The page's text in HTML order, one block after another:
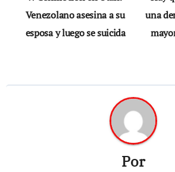
de
entradas
Venezolano asesina a su
esposa y luego se suicida
una
Por